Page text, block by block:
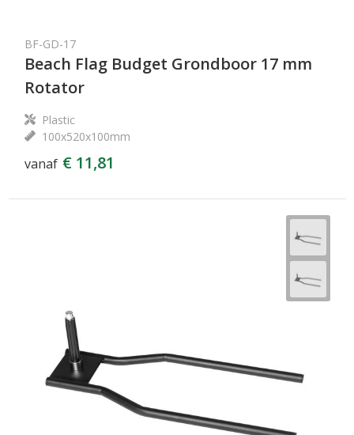
BF-GD-17
Beach Flag Budget Grondboor 17 mm
Rotator
Plastic
100x520x100mm
vanaf € 11,81